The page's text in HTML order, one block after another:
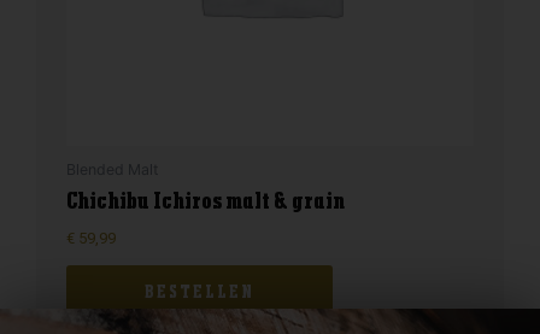
Chichibu Ichiros malt & grain
€ 59,99
BESTELLEN